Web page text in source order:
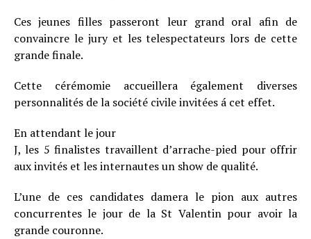
Ces jeunes filles passeront leur grand oral afin de
convaincre le jury et les telespectateurs lors de cette
grande finale.
Cette cérémomie accueillera également diverses
personnalités de la société civile invitées á cet effet.
En attendant le jour
J, les 5 finalistes travaillent d’arrache-pied pour offrir
aux invités et les internautes un show de qualité.
L’une de ces candidates damera le pion aux autres
concurrentes le jour de la St Valentin pour avoir la
grande couronne.